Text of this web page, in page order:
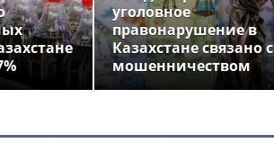
уголовное
правонарушение в
Казахстане связано с
мошенничеством